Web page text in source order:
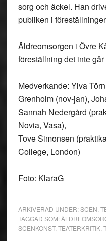
sorg och äckel. Han
publiken i
Äldreomsorgen i Övre
föreställning det inte
Medverkande: Ylva
Grenholm (nov-jan),
Sannah Nedergård
Novia, Vasa),
Tove Simonsen
College, London)
Foto: KlaraG
ARKIVERAD UNDER:SCEN
TAGGAD SOM:
SCENKONST, TEATERKRITIK,